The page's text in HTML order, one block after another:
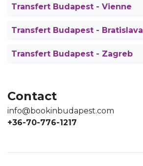
Transfert Budapest - Vienne
Transfert Budapest - Bratislava
Transfert Budapest - Zagreb
Contact
info@bookinbudapest.com
+36-70-776-1217